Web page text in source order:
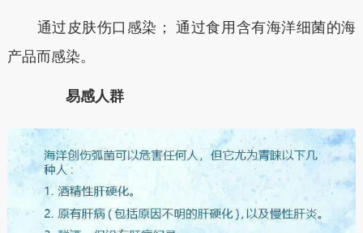
通过皮肤伤口感染； 通过食用含有海洋细菌的海
产品而感染。
易感人群